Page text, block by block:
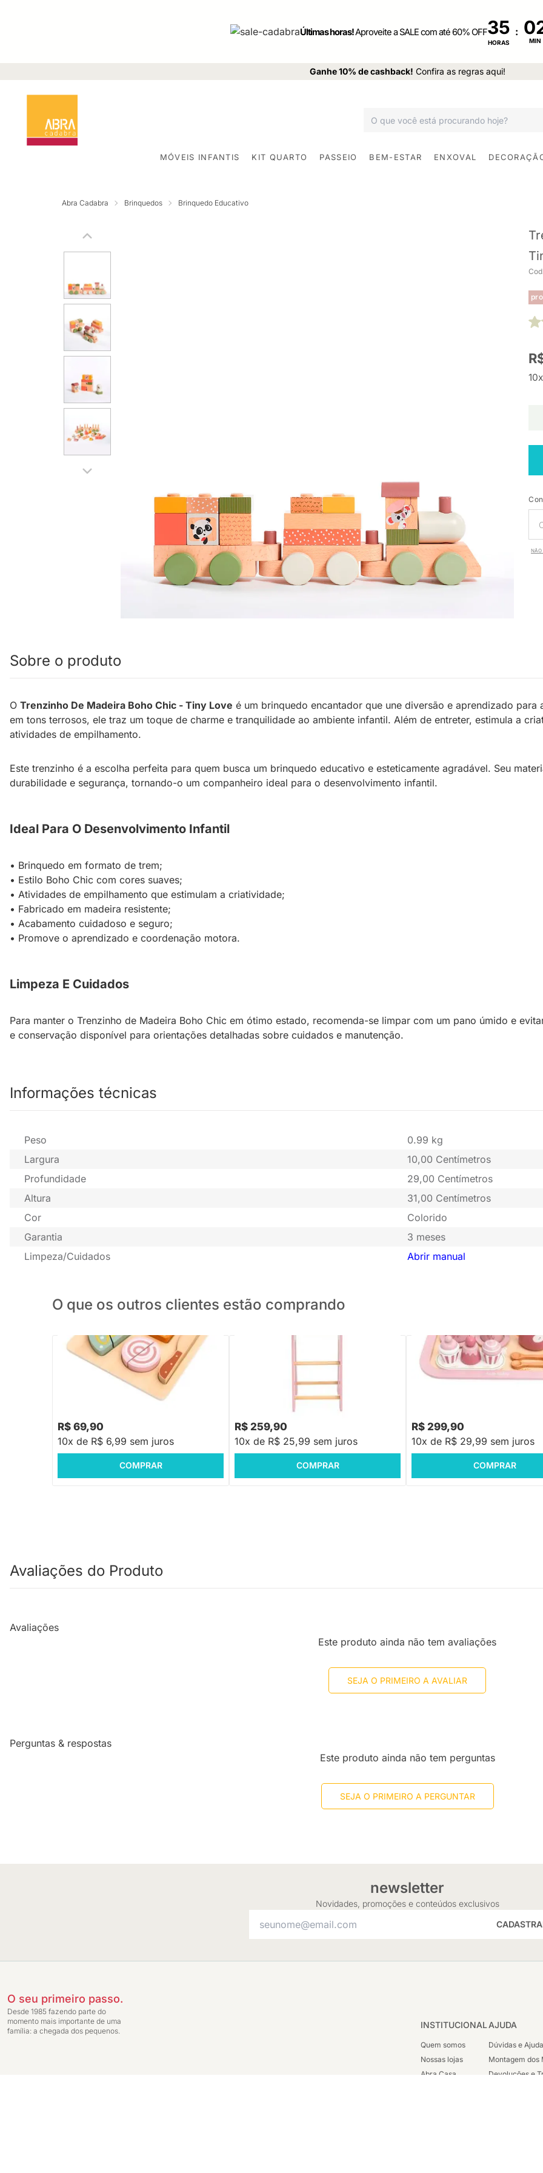
Últimas horas!Aproveite a SALE com até 60% OFF35
HORAS
:
MIN
Ganhe 10% de cashback! Confira as regras aqui!
MÓVEIS INFANTIS KIT QUARTO PASSEIO BEM-ESTAR ENXOVAL
Abra Cadabra Brinquedos Brinquedo Educativo
NÃO
Sobre o produto
O Trenzinho De Madeira Boho Chic - Tiny Love é um brinquedo encantador que une diversão e aprendizado
em tons terrosos, ele traz um toque de charme e tranquilidade ao ambiente infantil. Além de entreter, estimula a
atividades de empilhamento.
Este trenzinho é a escolha perfeita para quem busca um brinquedo educativo e esteticamente agradável. Seu
durabilidade e segurança, tornando-o um companheiro ideal para o desenvolvimento infantil.
Ideal Para O Desenvolvimento Infantil
• Brinquedo em formato de trem;
• Estilo Boho Chic com cores suaves;
• Atividades de empilhamento que estimulam a criatividade;
• Fabricado em madeira resistente;
• Acabamento cuidadoso e seguro;
• Promove o aprendizado e coordenação motora.
Limpeza E Cuidados
Para manter o Trenzinho de Madeira Boho Chic em ótimo estado, recomenda-se limpar com um pano úmido e
e conservação disponível para orientações detalhadas sobre cuidados e manutenção.
Informações técnicas
Peso
0.99 kg
Largura
10,00 Centímetros
Profundidade
29,00 Centímetros
Altura
31,00 Centímetros
Cor
Colorido
Garantia
3 meses
Limpeza/Cuidados
Abrir manual
O que os outros clientes estão comprando
Kit Lanchinho com Corte
R$ 69,90
10x de R$ 6,99 sem juros
COMPRAR
-18% Economize R$ 58
R$ 259,90
10x de R$ 25,99 sem juros
COMPRAR
Kit Chá da Tarde - Rosa
R$ 299,90
10x de R$ 29,99 sem juros
COMPRAR
Avaliações do Produto
Avaliações
Este produto ainda não tem avaliações
SEJA O PRIMEIRO A AVALIAR
Perguntas & respostas
Este produto ainda não tem perguntas
SEJA O PRIMEIRO A PERGUNTAR
newsletter
Novidades, promoções e conteúdos exclusivos
O seu primeiro passo.
Desde 1985 fazendo parte do
momento mais importante de uma
família: a chegada dos pequenos.
INSTITUCIONAL
Quem somos
Nossas lojas
Abra Casa
AJUDA
Dúvidas e
Montagem dos
Devoluções e